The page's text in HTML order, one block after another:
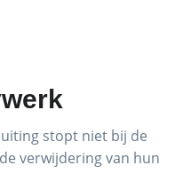
stopt niet bij de
verwijdering van hun